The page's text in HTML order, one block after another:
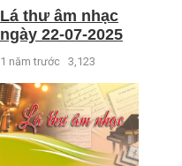
Lá thư âm nhạc
ngày 22-07-2025
1 năm trước 3,123